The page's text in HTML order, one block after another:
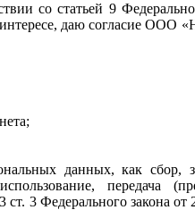
со статьей 9
даю согласие ООО
данных, как сбор,
передача
ст. 3 Федерального закона